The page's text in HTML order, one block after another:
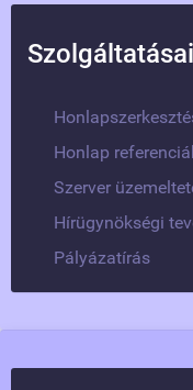
Honlap
Szerver
Hírügynökségi
Pályázatírás